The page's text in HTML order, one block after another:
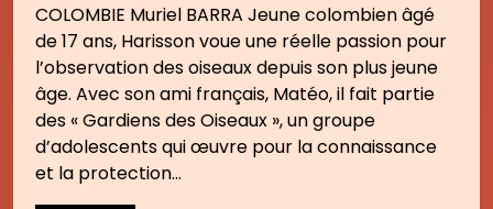
COLOMBIE Muriel BARRA Jeune colombien âgé
de 17 ans, Harisson voue une réelle passion pour
l’observation des oiseaux depuis son plus jeune
âge. Avec son ami français, Matéo, il fait partie
des « Gardiens des Oiseaux », un groupe
d’adolescents qui œuvre pour la connaissance
et la protection…